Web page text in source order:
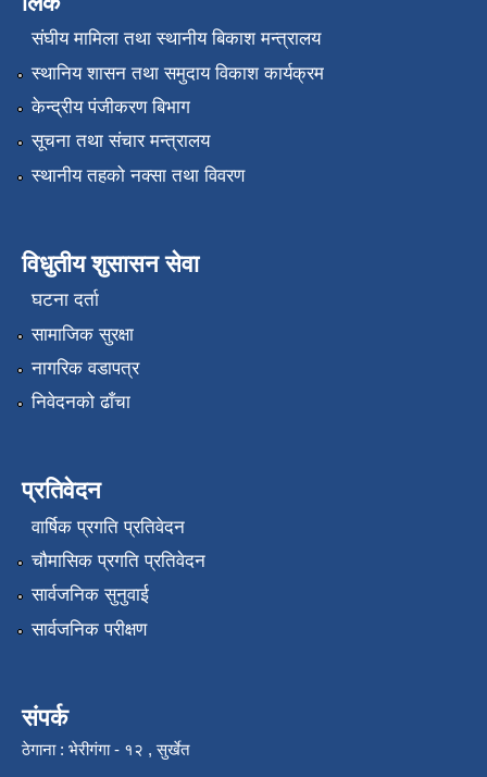
संघीय मामिला तथा स्थानीय बिकाश मन्त्रालय
स्थानिय शासन तथा समुदाय विकाश कार्यक्रम
केन्द्रीय पंजीकरण बिभाग
सूचना तथा संचार मन्त्रालय
स्थानीय तहको नक्सा तथा विवरण
विधुतीय शुसासन सेवा
घटना दर्ता
सामाजिक सुरक्षा
नागरिक वडापत्र
निवेदनको ढाँचा
प्रतिवेदन
वार्षिक प्रगति प्रतिवेदन
चौमासिक प्रगति प्रतिवेदन
सार्वजनिक सुनुवाई
सार्वजनिक परीक्षण
संपर्क
ठेगाना : भेरीगंगा - १२ , सुर्खेत